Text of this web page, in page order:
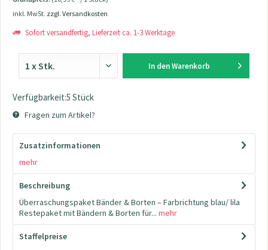
inkl. MwSt. zzgl. Versandkosten
Sofort versandfertig, Lieferzeit ca. 1-3 Werktage
In den Warenkorb
Verfügbarkeit:5 Stück
Fragen zum Artikel?
Zusatzinformationen
mehr
Beschreibung
Überraschungspaket Bänder & Borten – Farbrichtung blau/ lila
Restepaket mit Bändern & Borten für... mehr
Staffelpreise